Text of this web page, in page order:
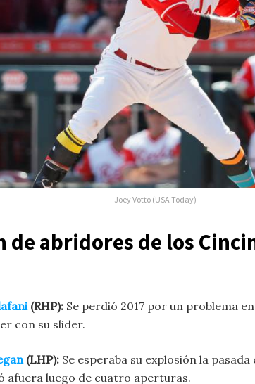
Joey Votto (USA Today)
de abridores de los
(RHP): Se perdió 2017 por un problema
con su slider.
(LHP): Se esperaba su explosión la
afuera luego de cuatro aperturas.